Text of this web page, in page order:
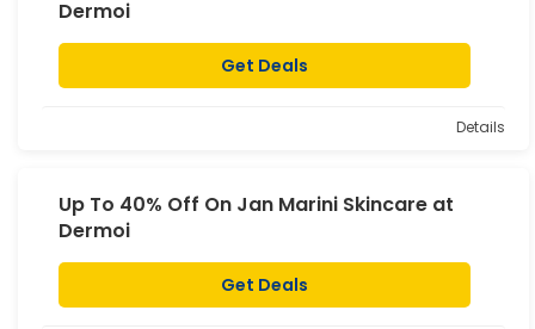
Dermoi
Get Deals
Details
Up To 40% Off On Jan Marini Skincare at
Dermoi
Get Deals